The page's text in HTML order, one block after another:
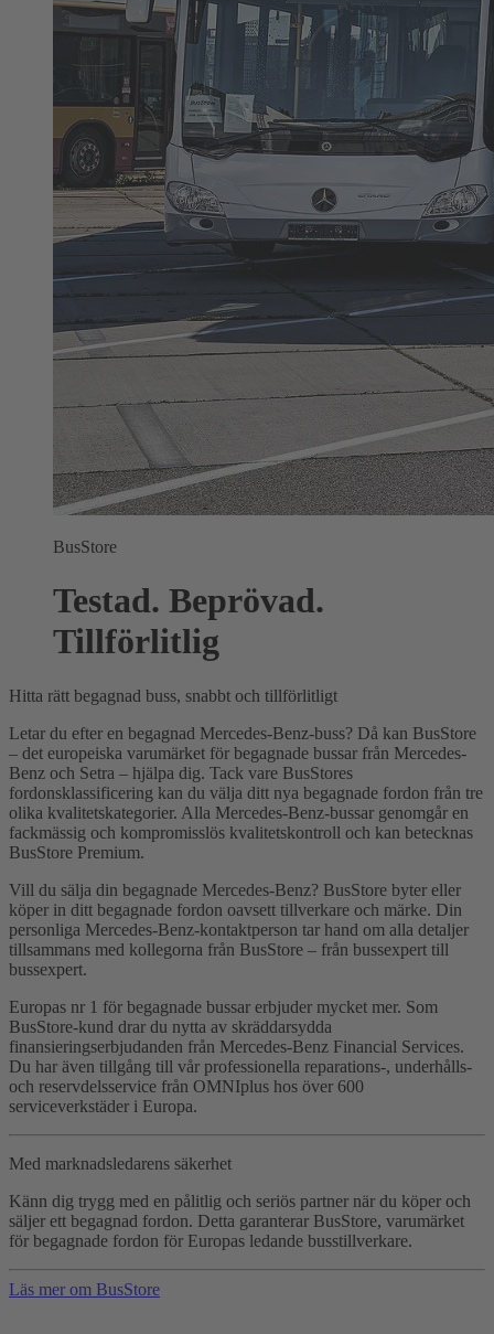
BusStore
Testad. Beprövad.
Tillförlitlig
Hitta rätt begagnad buss, snabbt och tillförlitligt
Letar du efter en begagnad Mercedes-Benz-buss? Då kan BusStore
– det europeiska varumärket för begagnade bussar från Mercedes-
Benz och Setra – hjälpa dig. Tack vare BusStores
fordonsklassificering kan du välja ditt nya begagnade fordon från tre
olika kvalitetskategorier. Alla Mercedes-Benz-bussar genomgår en
fackmässig och kompromisslös kvalitetskontroll och kan betecknas
BusStore Premium.
Vill du sälja din begagnade Mercedes-Benz? BusStore byter eller
köper in ditt begagnade fordon oavsett tillverkare och märke. Din
personliga Mercedes-Benz-kontaktperson tar hand om alla detaljer
tillsammans med kollegorna från BusStore – från bussexpert till
bussexpert.
Europas nr 1 för begagnade bussar erbjuder mycket mer. Som
BusStore-kund drar du nytta av skräddarsydda
finansieringserbjudanden från Mercedes-Benz Financial Services.
Du har även tillgång till vår professionella reparations-, underhålls-
och reservdelsservice från OMNIplus hos över 600
serviceverkstäder i Europa.
Med marknadsledarens säkerhet
Känn dig trygg med en pålitlig och seriös partner när du köper och
säljer ett begagnad fordon. Detta garanterar BusStore, varumärket
för begagnade fordon för Europas ledande busstillverkare.
Läs mer om BusStore